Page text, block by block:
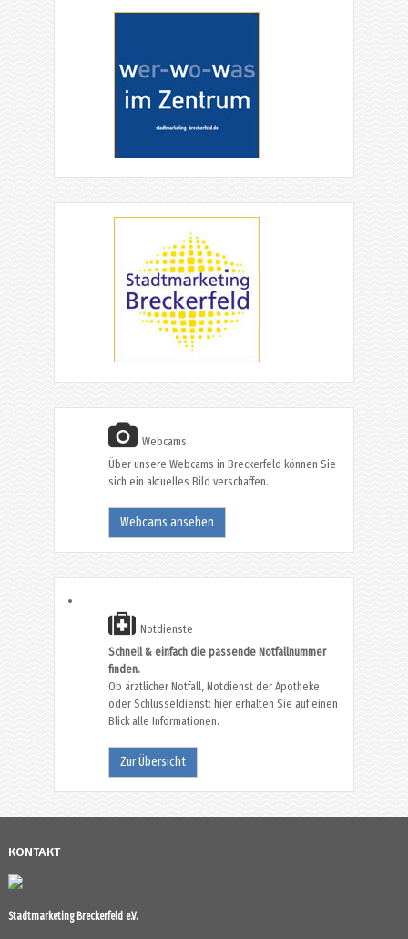
Webcams
Über unsere Webcams in Breckerfeld können Sie
sich ein aktuelles Bild verschaffen.
Webcams ansehen
Notdienste
Schnell & einfach die passende Notfallnummer
finden.
Ob ärztlicher Notfall, Notdienst der Apotheke
oder Schlüsseldienst: hier erhalten Sie auf einen
Blick alle Informationen.
Zur Übersicht
KONTAKT
Stadtmarketing Breckerfeld e.V.